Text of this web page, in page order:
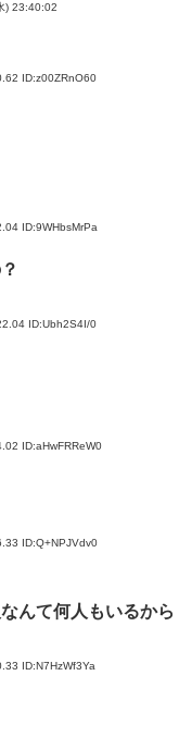
) 23:40:02
ID:z00ZRnO60
ID:9WHbsMrPa
ID:Ubh2S4I/0
ID:aHwFRReW0
ID:Q+NPJVdv0
んて何人もいるから
ID:N7HzWf3Ya